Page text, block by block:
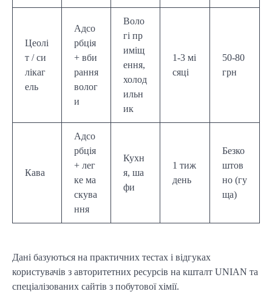
Цеолі
т / си
лікаг
ель
Адсо
рбція
+ вби
рання
волог
и
Воло
гі пр
иміщ
ення,
холод
ильн
ик
1-3 мі
сяці
50-80
грн
Кава
Адсо
рбція
+ лег
ке ма
скува
ння
Кухн
я, ша
фи
1 тиж
день
Безко
штов
но (гу
ща)
Дані базуються на практичних тестах і відгуках
користувачів з авторитетних ресурсів на кшталт UNIAN та
спеціалізованих сайтів з побутової хімії.